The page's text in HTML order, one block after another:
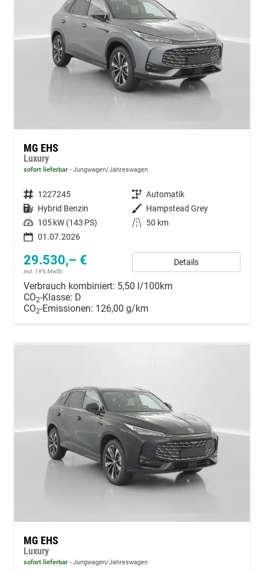
MG EHS
Luxury
sofort lieferbar Jungwagen/Jahreswagen
Fahrzeugnummer 1227245 Getriebe Automatik
Kraftstoff Hybrid Benzin Außenfarbe Hampstead Grey
Leistung 105 kW (143 PS) Kilometerstand
50 km
01.07.2026
29.530,– €
incl. 19% MwSt.
Details
Verbrauch kombiniert: 5,50 l/100km
CO2-Klasse: D
CO2-Emissionen: 126,00 g/km
MG EHS
Luxury
sofort lieferbar Jungwagen/Jahreswagen